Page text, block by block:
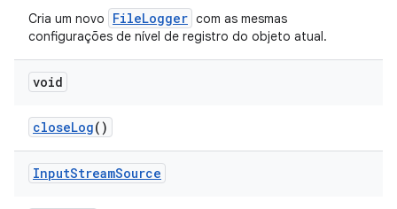
Cria um novo FileLogger com as mesmas
configurações de nível de registro do objeto atual.
void
closeLog()
InputStreamSource